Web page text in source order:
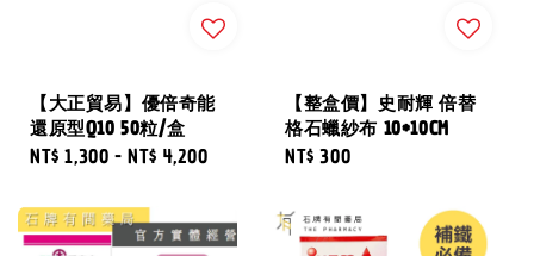
【大正貿易】優倍奇能
還原型Q10 50粒/盒
Regular
NT$ 1,300 -NT$ 4,200
【整盒價】史耐輝 倍替
格石蠟紗布 10*10CM
Regular
NT$ 300